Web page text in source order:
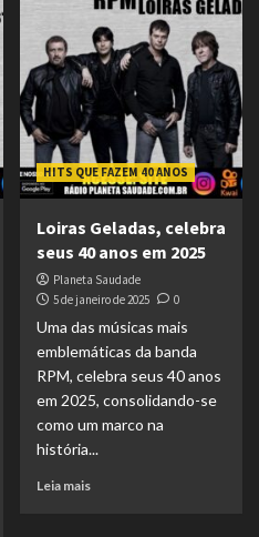
HITS QUE FAZEM 40 ANOS
Loiras Geladas, celebra
seus 40 anos em 2025
Planeta Saudade
5 de janeiro de 2025
0
Uma das músicas mais
emblemáticas da banda
RPM, celebra seus 40 anos
em 2025, consolidando-se
como um marco na
história...
Leia mais